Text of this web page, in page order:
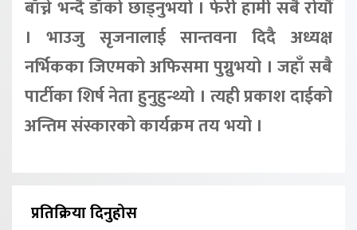
बाँच्ने भन्दै डाँको छाड्नुभयो । फेरी हामी सबै रोयौं
। भाउजु सृजनालाई सान्तवना दिदै अध्यक्ष
नर्भिकका जिएमको अफिसमा पुग्नुभयो । जहाँ सबै
पार्टीका शिर्ष नेता हुनुहुन्थ्यो । त्यही प्रकाश दाईको
अन्तिम संस्कारको कार्यक्रम तय भयो ।
प्रतिक्रिया दिनुहोस